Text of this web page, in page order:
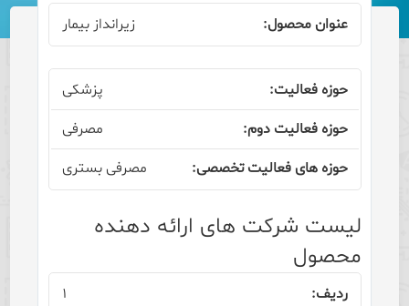
زیرانداز بیمار
پزشکی
مصرفی
مصرفی بستری
لیست شرکت های ارائه دهنده
محصول
۱